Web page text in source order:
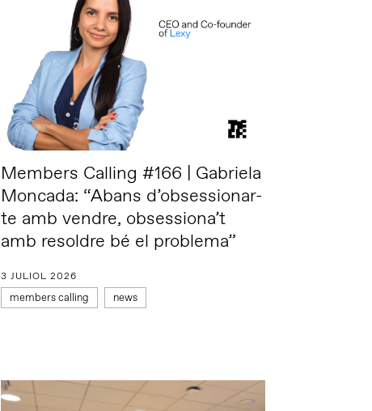
Members Calling #166 | Gabriela
Moncada: “Abans d’obsessionar-
te amb vendre, obsessiona’t
amb resoldre bé el problema”
3 JULIOL 2026
members calling news